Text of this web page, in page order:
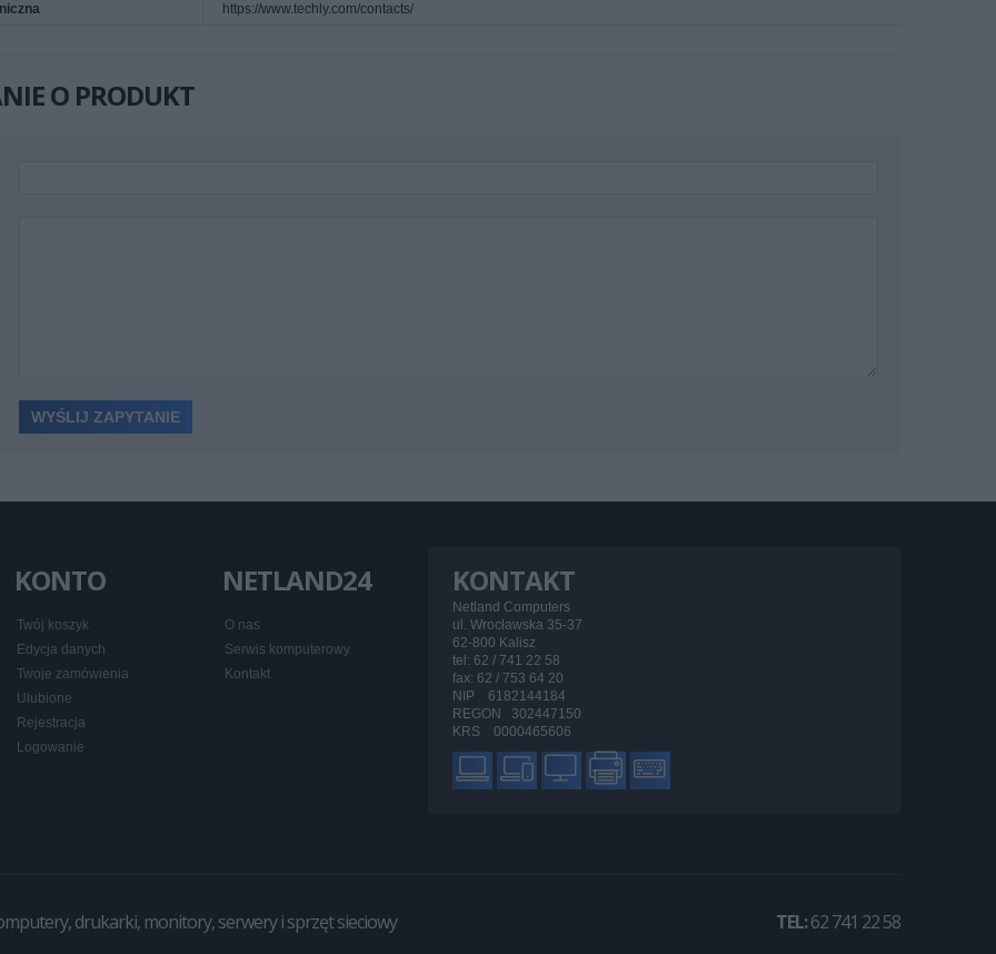
https://www.techly.com/contacts/
O PRODUKT
KONTAKT
Netland Computers
ul. Wrocławska 35-37
62-800 Kalisz
tel: 62 / 741 22 58
fax: 62 / 753 64 20
NIP 6182144184
REGON 302447150
KRS 0000465606
KONTO
Twój koszyk
Edycja danych
Twoje zamówienia
Ulubione
Rejestracja
Logowanie
NETLAND24
O nas
Serwis komputerowy
Kontakt
drukarki, monitory, serwery i sprzęt sieciowy TEL:62 741 22 58